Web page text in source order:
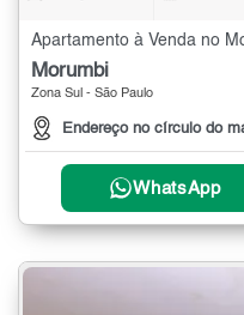
Apartamento à Venda no
Morumbi
Zona Sul - São Paulo
Endereço no círculo do
WhatsApp